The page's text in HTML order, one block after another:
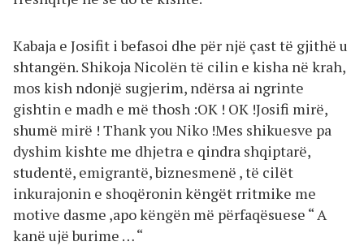
Kabaja e Josifit i befasoi dhe për një çast të gjithë u
shtangën. Shikoja Nicolën të cilin e kisha në krah,
mos kish ndonjë sugjerim, ndërsa ai ngrinte
gishtin e madh e më thosh :OK ! OK !Josifi mirë,
shumë mirë ! Thank you Niko !Mes shikuesve pa
dyshim kishte me dhjetra e qindra shqiptarë,
studentë, emigrantë, biznesmenë , të cilët
inkurajonin e shoqëronin këngët rritmike me
motive dasme ,apo këngën më përfaqësuese “ A
kanë ujë burime … “